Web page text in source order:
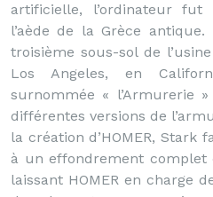
artificielle, l’ordinateur
l’aède de la Grèce
troisième sous-sol de
Los Angeles, en
surnommée « l’Armurerie
différentes versions de
la création d’HOMER,
à un effondrement complet
laissant HOMER en charge